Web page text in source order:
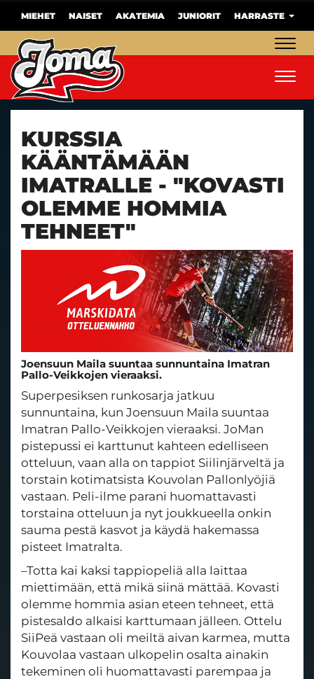
MIEHET NAISET AKATEMIA JUNIORIT HARRASTE
KURSSIA
KÄÄNTÄMÄÄN
IMATRALLE - "KOVASTI
OLEMME HOMMIA
TEHNEET"
Joensuun Maila suuntaa sunnuntaina Imatran
Pallo-Veikkojen vieraaksi.
Superpesiksen runkosarja jatkuu
sunnuntaina, kun Joensuun Maila suuntaa
Imatran Pallo-Veikkojen vieraaksi. JoMan
pistepussi ei karttunut kahteen edelliseen
otteluun, vaan alla on tappiot Siilinjärveltä ja
torstain kotimatsista Kouvolan Pallonlyöjiä
vastaan. Peli-ilme parani huomattavasti
torstaina otteluun ja nyt joukkueella onkin
sauma pestä kasvot ja käydä hakemassa
pisteet Imatralta.
–Totta kai kaksi tappiopeliä alla laittaa
miettimään, että mikä siinä mättää. Kovasti
olemme hommia asian eteen tehneet, että
pistesaldo alkaisi karttumaan jälleen. Ottelu
SiiPeä vastaan oli meiltä aivan karmea, mutta
Kouvolaa vastaan ulkopelin osalta ainakin
tekeminen oli huomattavasti parempaa ja